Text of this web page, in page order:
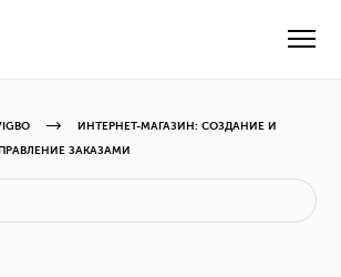
ИНТЕРНЕТ-МАГАЗИН: СОЗДАНИЕ И
ЗАКАЗАМИ